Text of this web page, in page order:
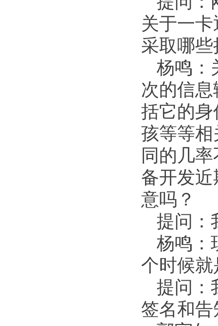
关于一
采取哪
杨鸣：
次的信
括它的
孩等等
同的几
备开发
意吗？
提问：
杨鸣：
个时候
提问：
签名和